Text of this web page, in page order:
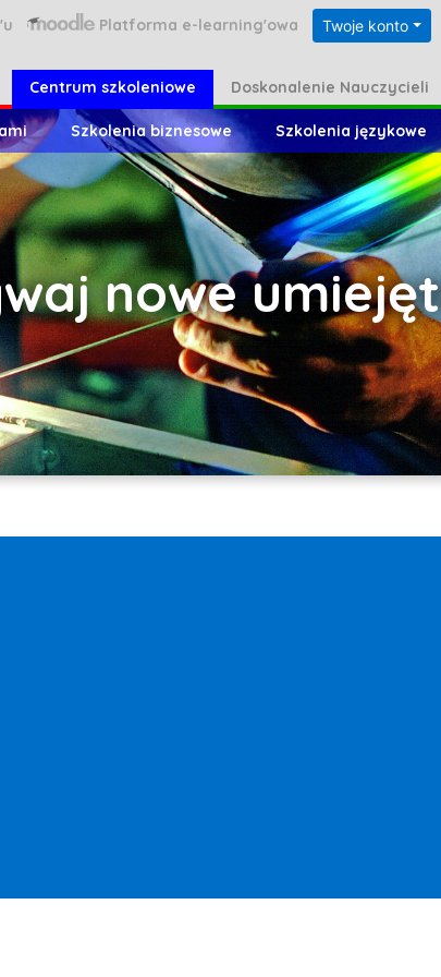
Centrum szkoleniowe
Szkolenia biznesowe Szkolenia językowe
nowe
Doskonalenie Nauczycieli
Platforma e-learning'owa Twoje konto